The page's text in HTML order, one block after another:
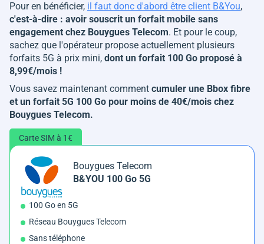
Pour en bénéficier, il faut donc d'abord être client B&You,
c'est-à-dire : avoir souscrit un forfait mobile sans
engagement chez Bouygues Telecom. Et pour le coup,
sachez que l'opérateur propose actuellement plusieurs
forfaits 5G à prix mini, dont un forfait 100 Go proposé à
8,99€/mois !
Vous savez maintenant comment cumuler une Bbox fibre
et un forfait 5G 100 Go pour moins de 40€/mois chez
Bouygues Telecom.
Carte SIM à 1€
Bouygues Telecom
B&YOU 100 Go 5G
100 Go en 5G
Réseau Bouygues Telecom
Sans téléphone